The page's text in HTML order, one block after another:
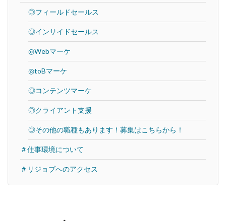
◎フィールドセールス
◎インサイドセールス
◎Webマーケ
◎toBマーケ
◎コンテンツマーケ
◎クライアント支援
◎その他の職種もあります！募集はこちらから！
＃仕事環境について
＃リジョブへのアクセス